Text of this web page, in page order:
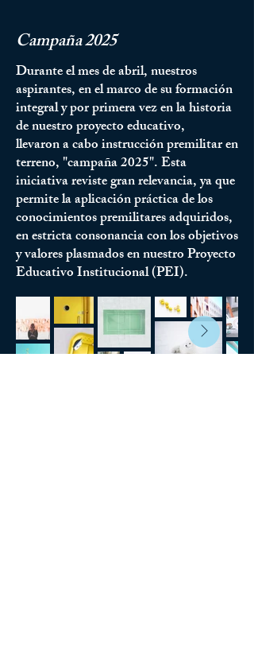
Campaña 2025
Durante el mes de abril, nuestros
aspirantes, en el marco de su formación
integral y por primera vez en la historia
de nuestro proyecto educativo,
llevarona cabo instrucción premilitar en
terreno, "campaña 2025". Esta
iniciativa reviste gran relevancia, ya que
permite la aplicación práctica de los
conocimientos premilitares adquiridos,
en estricta consonancia con los objetivos
y valores plasmados en nuestro Proyecto
Educativo Institucional (PEI).